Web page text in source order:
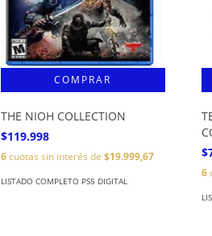
THE NIOH COLLECTION
$119.998
6cuotas sin interés de $19.999,67
LISTADO COMPLETO PS5 DIGITAL
6